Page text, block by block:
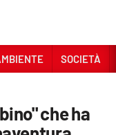
SOCIETÀ
che ha